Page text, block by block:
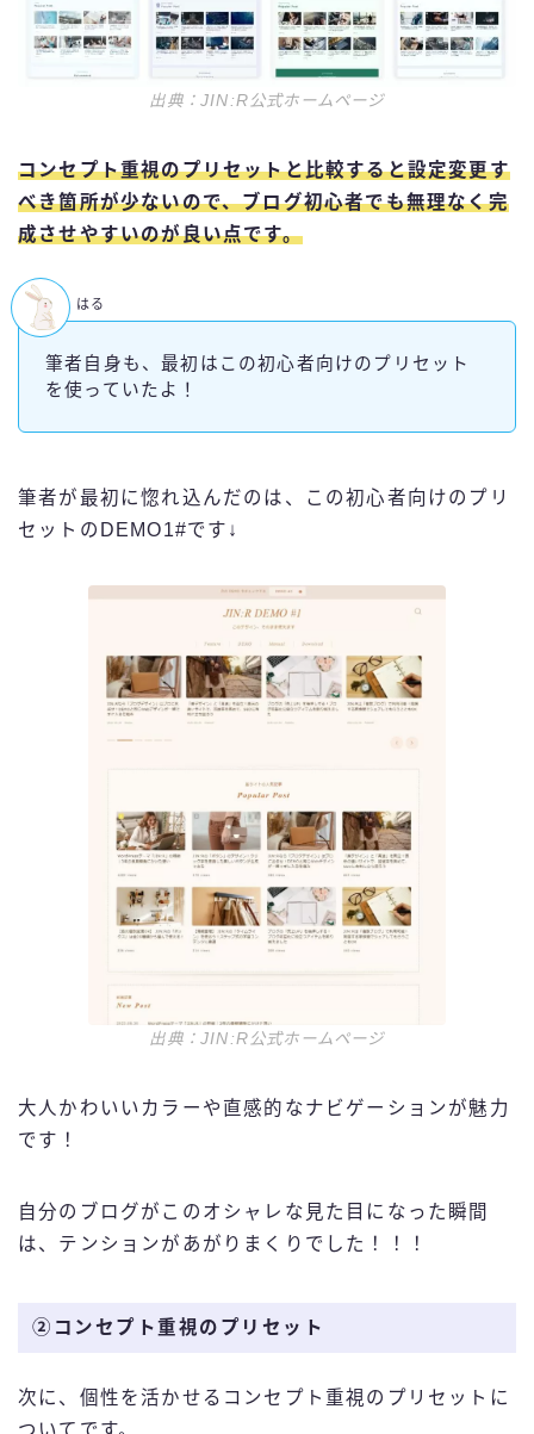
出典：JIN:R公式ホームページ
コンセプト重視のプリセットと比較すると設定変更す
べき箇所が少ないので、ブログ初心者でも無理なく完
成させやすいのが良い点です。
筆者自身も、最初はこの初心者向けのプリセット
を使っていたよ！
はる
筆者が最初に惚れ込んだのは、この初心者向けのプリ
セットのDEMO1#です↓
出典：JIN:R公式ホームページ
大人かわいいカラーや直感的なナビゲーションが魅力
です！
自分のブログがこのオシャレな見た目になった瞬間
は、テンションがあがりまくりでした！！！
②コンセプト重視のプリセット
次に、個性を活かせるコンセプト重視のプリセットに
ついてです。